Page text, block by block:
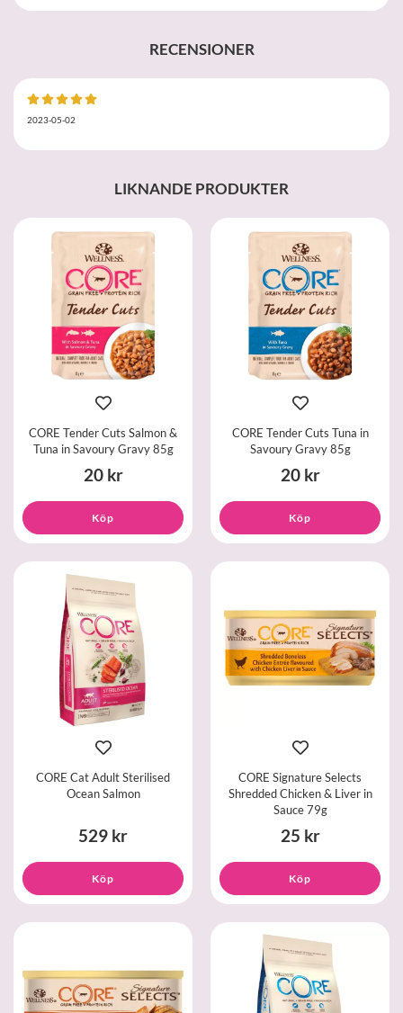
RECENSIONER
2023-05-02
LIKNANDE PRODUKTER
CORE Tender Cuts Salmon &
Tuna in Savoury Gravy 85g
20 kr
Köp
CORE Tender Cuts Tuna in
Savoury Gravy 85g
20 kr
Köp
CORE Cat Adult Sterilised
Ocean Salmon
529 kr
Köp
CORE Signature Selects
Shredded Chicken & Liver in
Sauce 79g
25 kr
Köp